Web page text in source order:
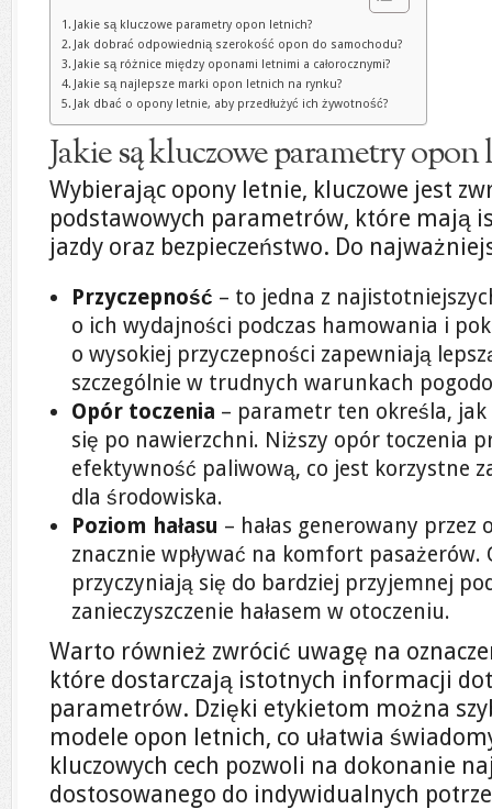
Jakie są kluczowe parametry opon letnich?
Jak dobrać odpowiednią szerokość opon do samochodu?
Jakie są różnice między oponami letnimi a całorocznymi?
Jakie są najlepsze marki opon letnich na rynku?
Jak dbać o opony letnie, aby przedłużyć ich żywotność?
Jakie są kluczowe parametry opon
Wybierając opony letnie, kluczowe jest
podstawowych parametrów, które mają
jazdy oraz bezpieczeństwo. Do
Przyczepność – to jedna z
o ich wydajności podczas hamowania i
o wysokiej przyczepności zapewniają
szczególnie w trudnych warunkach
Opór toczenia – parametr ten określa, jak
się po nawierzchni. Niższy opór toczenia
efektywność paliwową, co jest korzystne
dla środowiska.
Poziom hałasu – hałas generowany przez
znacznie wpływać na komfort pasażerów.
przyczyniają się do bardziej przyjemnej
zanieczyszczenie hałasem w otoczeniu.
Warto również zwrócić uwagę na
które dostarczają istotnych informacji
parametrów. Dzięki etykietom można
modele opon letnich, co ułatwia
kluczowych cech pozwoli na dokonanie
dostosowanego do indywidualnych